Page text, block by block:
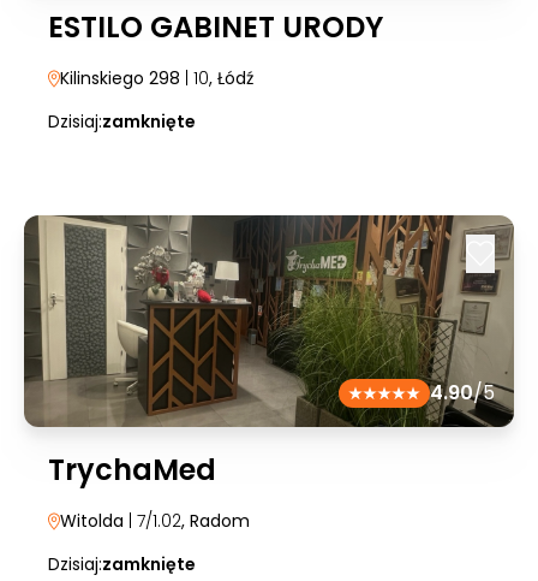
ESTILO GABINET URODY
Kilinskiego 298 | 10, Łódź
Dzisiaj:zamknięte
4.90/5
TrychaMed
Witolda | 7/1.02, Radom
Dzisiaj:zamknięte